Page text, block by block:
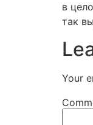
в
так
Your